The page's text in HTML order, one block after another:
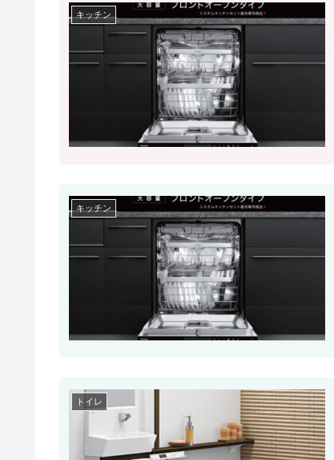
キッチン
キッチン
トイレ